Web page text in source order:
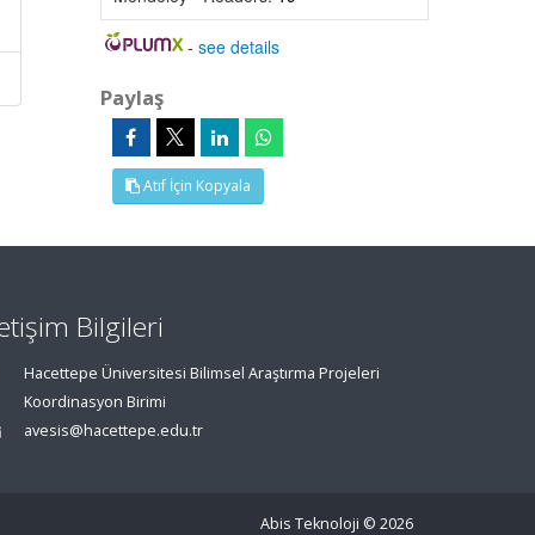
-see details
Paylaş
Atıf İçin Kopyala
Bilgileri
Hacettepe Üniversitesi Bilimsel Araştırma Projeleri
Koordinasyon Birimi
avesis@hacettepe.edu.tr
Abis Teknoloji © 2026